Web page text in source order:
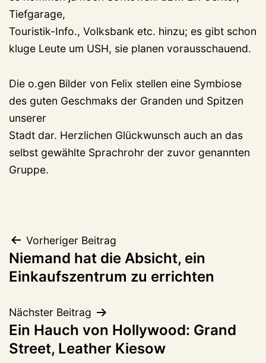
Tiefgarage,
Touristik-Info., Volksbank etc. hinzu; es gibt schon
kluge Leute um USH, sie planen vorausschauend.
Die o.gen Bilder von Felix stellen eine Symbiose
des guten Geschmaks der Granden und Spitzen
unserer
Stadt dar. Herzlichen Glückwunsch auch an das
selbst gewählte Sprachrohr der zuvor genannten
Gruppe.
Beitragsnavigation
Vorheriger Beitrag
Niemand hat die Absicht, ein
Einkaufszentrum zu errichten
Nächster Beitrag
Ein Hauch von Hollywood: Grand
Street, Leather Kiesow